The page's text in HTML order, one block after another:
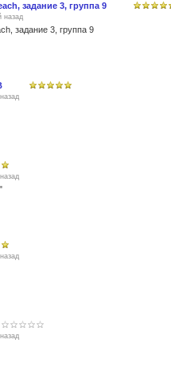
задание 3, группа 9
назад
задание 3, группа 9